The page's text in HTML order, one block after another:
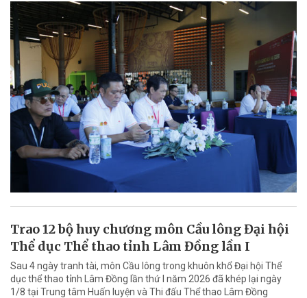
Trao 12 bộ huy chương môn Cầu lông Đại hội
Thể dục Thể thao tỉnh Lâm Đồng lần I
Sau 4 ngày tranh tài, môn Cầu lông trong khuôn khổ Đại hội Thể
dục thể thao tỉnh Lâm Đồng lần thứ I năm 2026 đã khép lại ngày
1/8 tại Trung tâm Huấn luyện và Thi đấu Thể thao Lâm Đồng